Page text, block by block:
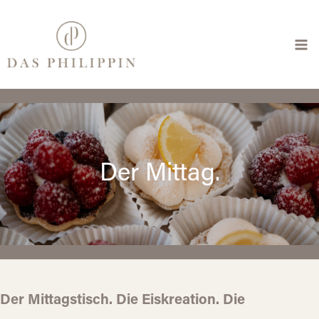
springen
Der Mittag.
Der Mittagstisch. Die Eiskreation. Die